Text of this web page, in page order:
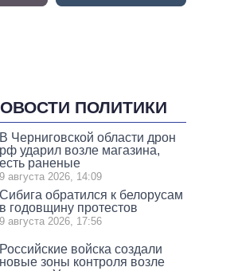
ПОЛИТИКИ
В Черниговской области дрон
рф ударил возле магазина,
есть раненые
9 августа 2026, 14:09
Сибига обратился к белорусам
в годовщину протестов
9 августа 2026, 17:56
Российские войска создали
новые зоны контроля возле